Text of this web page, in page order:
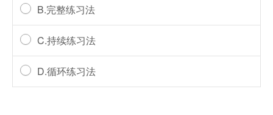
B.完整练习法
C.持续练习法
D.循环练习法